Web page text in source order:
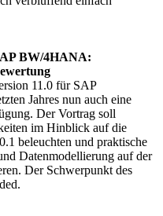
BW/4HANA:
11.0 für SAP
Jahres nun auch eine
Der Vortrag soll
im Hinblick auf die
beleuchten und praktische
Datenmodellierung auf der
Der Schwerpunkt des